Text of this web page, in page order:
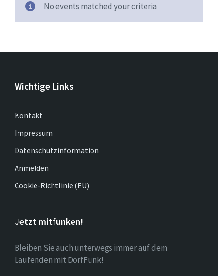
No events matched your criteria
Wichtige Links
Kontakt
Impressum
Datenschutzinformation
Anmelden
Cookie-Richtlinie (EU)
Jetzt mitfunken!
Bleiben Sie auch unterwegs immer auf dem
Laufenden mit DorfFunk!